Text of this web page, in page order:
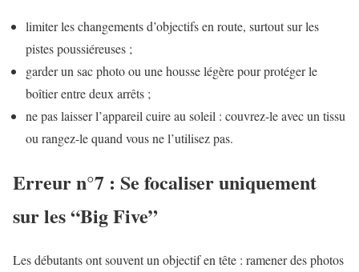
limiter les changements d’objectifs en route, surtout sur les
pistes poussiéreuses ;
garder un sac photo ou une housse légère pour protéger le
boîtier entre deux arrêts ;
ne pas laisser l’appareil cuire au soleil : couvrez-le avec un tissu
ou rangez-le quand vous ne l’utilisez pas.
Erreur n°7 : Se focaliser uniquement
sur les “Big Five”
Les débutants ont souvent un objectif en tête : ramener des photos